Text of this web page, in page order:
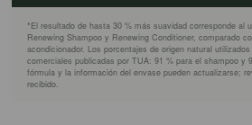
*El resultado de hasta 30 % más suavidad corresponde al
Renewing Shampoo y Renewing Conditioner, comparado
acondicionador. Los porcentajes de origen natural
comerciales publicadas por TUA: 91 % para el shampoo y
fórmula y la información del envase pueden actualizarse;
recibido.